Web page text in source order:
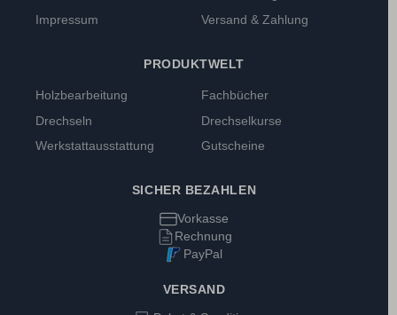
Impressum
Versand & Zahlung
PRODUKTWELT
Holzbearbeitung
Drechseln
Werkstattausstattung
Fachbücher
Drechselkurse
Gutscheine
SICHER BEZAHLEN
Vorkasse
Rechnung
PayPal
VERSAND